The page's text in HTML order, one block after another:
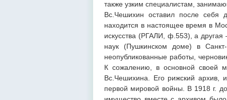
также узким специалистам,
Вс.Чешихин оставил после себя
находится в настоящее время в
искусства (РГАЛИ, ф.553), а другая
наук (Пушкинском доме) в
неопубликованные работы,
К сожалению, в основной своей
Вс.Чешихина. Его рижский архив,
первой мировой войны. В 1918 г.